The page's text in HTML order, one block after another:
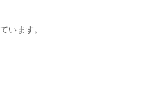
います。